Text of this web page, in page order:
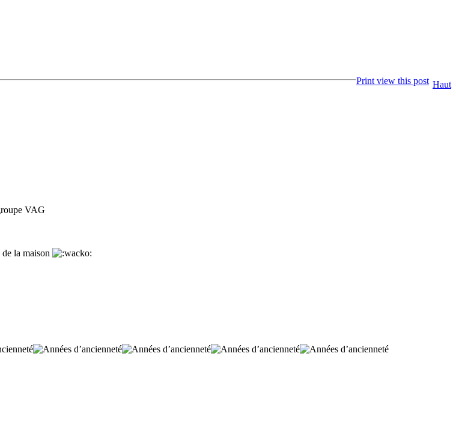
Haut
Print view this post
VAG
la maison